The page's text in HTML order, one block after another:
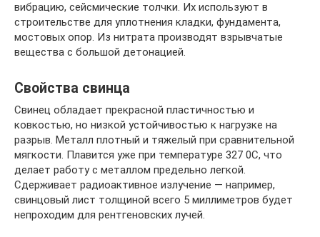
вибрацию, сейсмические толчки. Их используют в
строительстве для уплотнения кладки, фундамента,
мостовых опор. Из нитрата производят взрывчатые
вещества с большой детонацией.
Свойства свинца
Свинец обладает прекрасной пластичностью и
ковкостью, но низкой устойчивостью к нагрузке на
разрыв. Металл плотный и тяжелый при сравнительной
мягкости. Плавится уже при температуре 327 0C, что
делает работу с металлом предельно легкой.
Сдерживает радиоактивное излучение — например,
свинцовый лист толщиной всего 5 миллиметров будет
непроходим для рентгеновских лучей.